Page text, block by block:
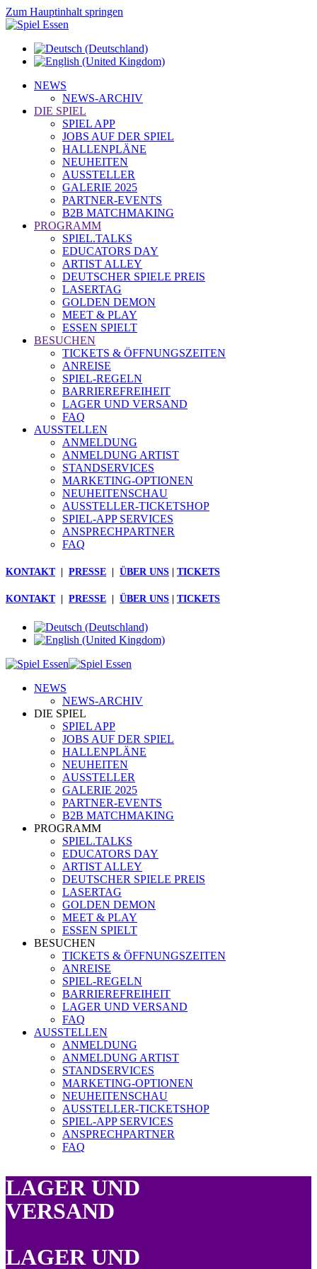
Zum Hauptinhalt springen
NEWS
NEWS-ARCHIV
DIE SPIEL
SPIEL APP
JOBS AUF DER SPIEL
HALLENPLÄNE
NEUHEITEN
AUSSTELLER
GALERIE 2025
PARTNER-EVENTS
B2B MATCHMAKING
PROGRAMM
SPIEL.TALKS
EDUCATORS DAY
ARTIST ALLEY
DEUTSCHER SPIELE PREIS
LASERTAG
GOLDEN DEMON
MEET & PLAY
ESSEN SPIELT
BESUCHEN
TICKETS & ÖFFNUNGSZEITEN
ANREISE
SPIEL-REGELN
BARRIEREFREIHEIT
LAGER UND VERSAND
FAQ
AUSSTELLEN
ANMELDUNG
ANMELDUNG ARTIST
STANDSERVICES
MARKETING-OPTIONEN
NEUHEITENSCHAU
AUSSTELLER-TICKETSHOP
SPIEL-APP SERVICES
ANSPRECHPARTNER
FAQ
KONTAKT| PRESSE ÜBER UNS TICKETS
KONTAKT| PRESSE ÜBER UNS TICKETS
NEWS
NEWS-ARCHIV
DIE SPIEL
SPIEL APP
JOBS AUF DER SPIEL
HALLENPLÄNE
NEUHEITEN
AUSSTELLER
GALERIE 2025
PARTNER-EVENTS
B2B MATCHMAKING
PROGRAMM
SPIEL.TALKS
EDUCATORS DAY
ARTIST ALLEY
DEUTSCHER SPIELE PREIS
LASERTAG
GOLDEN DEMON
MEET & PLAY
ESSEN SPIELT
BESUCHEN
TICKETS & ÖFFNUNGSZEITEN
ANREISE
SPIEL-REGELN
BARRIEREFREIHEIT
LAGER UND VERSAND
FAQ
AUSSTELLEN
ANMELDUNG
ANMELDUNG ARTIST
STANDSERVICES
MARKETING-OPTIONEN
NEUHEITENSCHAU
AUSSTELLER-TICKETSHOP
SPIEL-APP SERVICES
ANSPRECHPARTNER
FAQ
LAGER UND
VERSAND
LAGER UND